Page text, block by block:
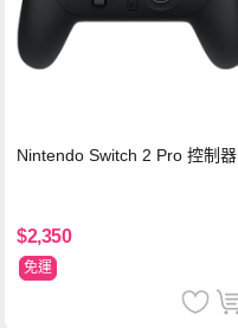
Nintendo Switch 2 Pro 控制器
$2,350
免運